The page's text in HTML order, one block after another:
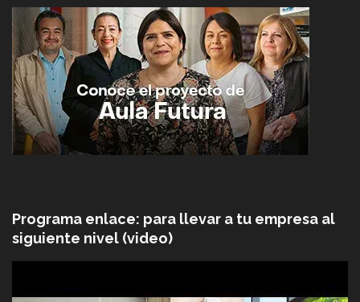
Programa enlace: para llevar a tu empresa al
siguiente nivel (video)